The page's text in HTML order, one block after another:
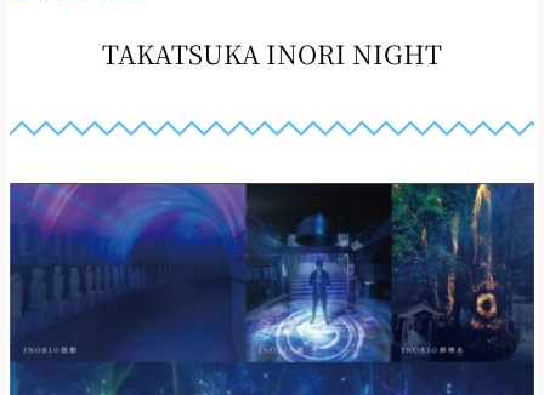
TAKATSUKA INORI NIGHT